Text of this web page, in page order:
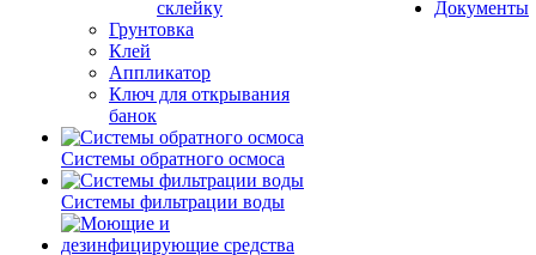
склейку
Грунтовка
Клей
Аппликатор
Ключ для открывания
банок
Системы обратного осмоса
Системы фильтрации воды
Документы